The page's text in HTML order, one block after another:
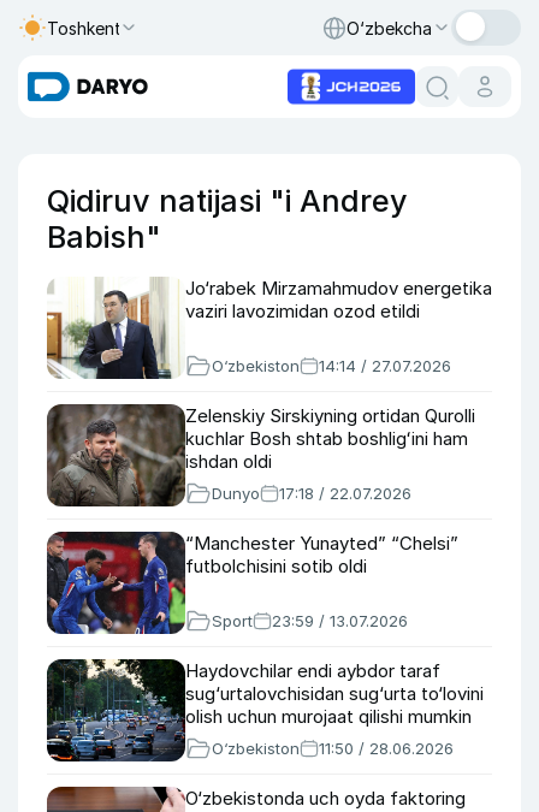
Toshkent O‘zbekcha
Qidiruv natijasi "i Andrey
Babish"
Jo‘rabek Mirzamahmudov energetika
vaziri lavozimidan ozod etildi
O‘zbekiston 14:14 / 27.07.2026
Zelenskiy Sirskiyning ortidan Qurolli
kuchlar Bosh shtab boshligʻini ham
ishdan oldi
Dunyo 17:18 / 22.07.2026
“Manchester Yunayted” “Chelsi”
futbolchisini sotib oldi
Sport 23:59 / 13.07.2026
Haydovchilar endi aybdor taraf
sug‘urtalovchisidan sug‘urta to‘lovini
olish uchun murojaat qilishi mumkin
O‘zbekiston 11:50 / 28.06.2026
O‘zbekistonda uch oyda faktoring